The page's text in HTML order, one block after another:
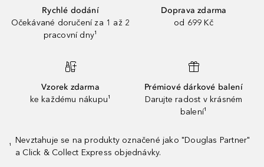
Rychlé dodání
Očekávané doručení za 1 až 2
pracovní dny¹
Doprava zdarma
od 699 Kč
Vzorek zdarma
ke každému nákupu¹
Prémiové dárkové balení
Darujte radost v krásném
balení¹
¹
Nevztahuje se na produkty označené jako "Douglas Partner"
a Click & Collect Express objednávky.